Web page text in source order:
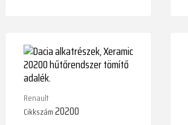
Renault
Cikkszám20200